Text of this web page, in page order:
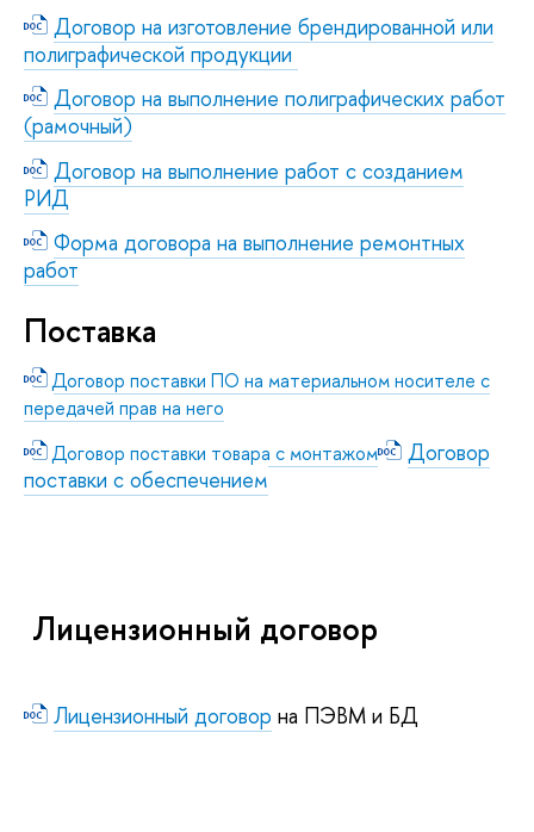
Договор на изготовление брендированной или
полиграфической продукции
Договор на выполнение полиграфических работ
(рамочный)
Договор на выполнение работ с созданием
РИД
Форма договора на выполнение ремонтных
работ
Поставка
Договор поставки ПО на материальном носителе с
передачей прав на него
Договор поставки товара с монтажом
Договор
поставки с обеспечением
Лицензионный договор
Лицензионный договор на ПЭВМ и БД